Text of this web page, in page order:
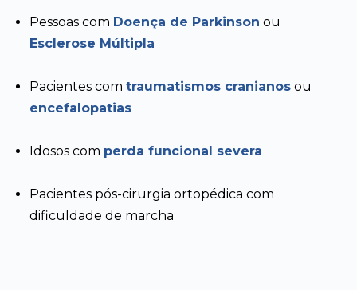
Pessoas com Doença de Parkinson ou
Esclerose Múltipla
Pacientes com traumatismos cranianos ou
encefalopatias
Idosos com perda funcional severa
Pacientes pós-cirurgia ortopédica com
dificuldade de marcha